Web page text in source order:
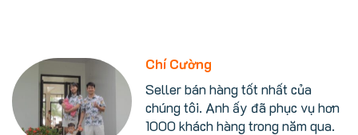
Chí Cường
Seller bán hàng tốt nhất của
chúng tôi. Anh ấy đã phục vụ hơn
1000 khách hàng trong năm qua.